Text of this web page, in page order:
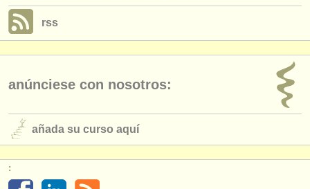
rss
anúnciese con nosotros:
añada su curso aquí
: